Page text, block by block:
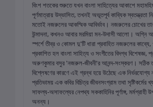
বিংশ শতকের শুরুতে যখন বাংলা সাহিত্যের আকাশে মহামহিম
পূর্ণমাত্রায় উদ্ভাসিত, তখনই অভূতপূর্ব কাব্যিক স্বতন্ত্রতা
মতোই নজরুলের আকস্মিক আবির্ভাব। নজরুলের চোখের
উন্মাদনা, কখনও আবার মরমিয়া মন-উদাসী আলো। অগ্নি
স্পর্শে তীব্র ও কোমল দু'টি ধারা প্রবাহিত নজরুলের কাব্যে,
প্রকাশিত হল বাংলা সাহিত্য ও সংগীতের বিদগ্ধ বিশেষজ্ঞ,
অরুণকুমার বসুর 'নজরুল-জীবনী'র আনন্দ-সংস্করণ। সঠিক
বিশ্লেষণের কারণে এই গ্রন্থ হয়ে উঠেছে এক
প্রতিভাময় এক কবির বিচিত্র জীবনসংগ্রাম তথা সৃষ্টিকর্মের
সাফল্য-অসাফল্যের নেপথ্য সককাহিনির পূর্ণাঙ্গ, মর্মগ্রাহী
অনন্য।